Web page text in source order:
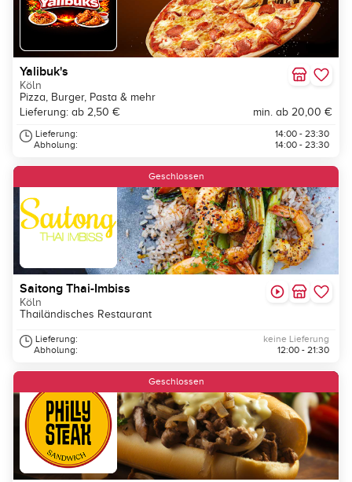
Yalibuk's
Köln
Pizza, Burger, Pasta & mehr
Lieferung: ab 2,50 €
min. ab 20,00 €
Lieferung:
Abholung:
14:00 - 23:30
14:00 - 23:30
Geschlossen
Saitong Thai-Imbiss
Köln
Thailändisches Restaurant
Lieferung:
Abholung:
keine Lieferung
12:00 - 21:30
Geschlossen